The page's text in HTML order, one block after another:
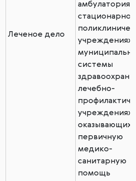
Леченое дело
амбулаториях,
стационарно-
учреждениях
системы
лечебно-
учреждениях,
оказывающих
первичную
медико-
санитарную
помощь